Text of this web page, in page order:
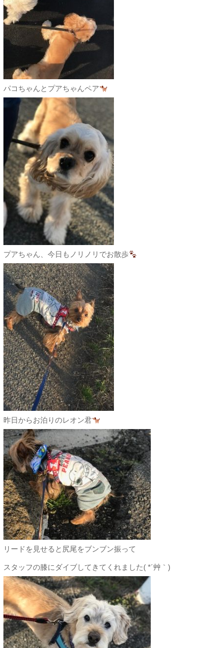
パコちゃんとプアちゃんペア
プアちゃん、今日もノリノリでお散歩
昨日からお泊りのレオン君
リードを見せると尻尾をブンブン振って
スタッフの膝にダイブしてきてくれました( *´艸｀)